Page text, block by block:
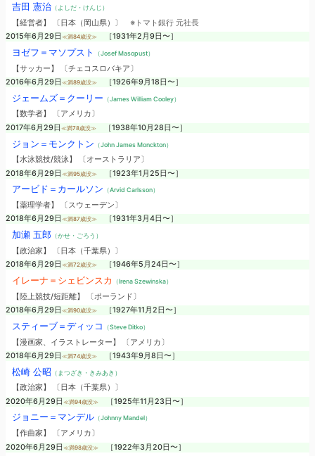
吉田 憲治（よしだ・けんじ）
【経営者】 〔日本（岡山県）〕 ※トマト銀行 元社長
2015年6月29日 ≪満84歳没≫ ［1931年2月9日〜］
ヨゼフ＝マソプスト （Josef Masopust）
【サッカー】 〔チェコスロバキア〕
2016年6月29日 ≪満89歳没≫ ［1926年9月18日〜］
ジェームズ＝クーリー （James William Cooley）
【数学者】 〔アメリカ〕
2017年6月29日 ≪満78歳没≫ ［1938年10月28日〜］
ジョン＝モンクトン （John James Monckton）
【水泳競技/競泳】 〔オーストラリア〕
2018年6月29日 ≪満95歳没≫ ［1923年1月25日〜］
アービド＝カールソン （Arvid Carlsson）
【薬理学者】 〔スウェーデン〕
2018年6月29日 ≪満87歳没≫ ［1931年3月4日〜］
加瀬 五郎（かせ・ごろう）
【政治家】 〔日本（千葉県）〕
2018年6月29日 ≪満72歳没≫ ［1946年5月24日〜］
イレーナ＝シェビンスカ （Irena Szewinska）
【陸上競技/短距離】 〔ポーランド〕
2018年6月29日 ≪満90歳没≫ ［1927年11月2日〜］
スティーブ＝ディッコ （Steve Ditko）
【漫画家、イラストレーター】 〔アメリカ〕
2018年6月29日 ≪満74歳没≫ ［1943年9月8日〜］
松崎 公昭 （まつざき・きみあき）
【政治家】 〔日本（千葉県）〕
2020年6月29日 ≪満94歳没≫ ［1925年11月23日〜］
ジョニー＝マンデル（Johnny Mandel）
【作曲家】 〔アメリカ〕
2020年6月29日 ≪満98歳没≫ ［1922年3月20日〜］